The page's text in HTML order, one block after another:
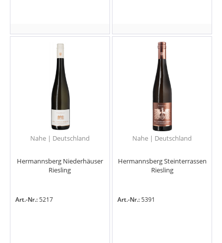
Nahe | Deutschland
Hermannsberg Niederhäuser
Riesling
Art.-Nr.:5217
Nahe | Deutschland
Hermannsberg Steinterrassen
Riesling
Art.-Nr.:5391